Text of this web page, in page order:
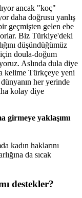
ancak "koç"
daha doğrusu yanlış
geçmişten gelen ebe
Biz Türkiye'deki
düşündüğümüz
doula-doğum
Aslında dula diye
kelime Türkçeye yeni
her yerinde
kolay diye
girmeye yaklaşımı
kadın haklarını
da sıcak
destekler?